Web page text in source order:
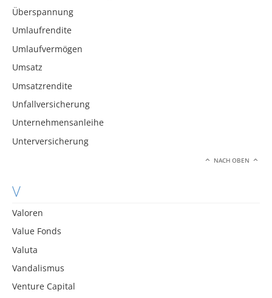
Überspannung
Umlaufrendite
Umlaufvermögen
Umsatz
Umsatzrendite
Unfallversicherung
Unternehmensanleihe
Unterversicherung
NACH OBEN
V
Valoren
Value Fonds
Valuta
Vandalismus
Venture Capital